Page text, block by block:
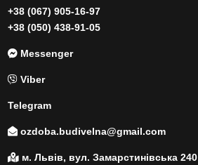
+38 (067) 905-16-97
+38 (050) 438-91-05
Messenger
Viber
Telegram
ozdoba.budivelna@gmail.com
м. Львів, вул. Замарстинівська 240